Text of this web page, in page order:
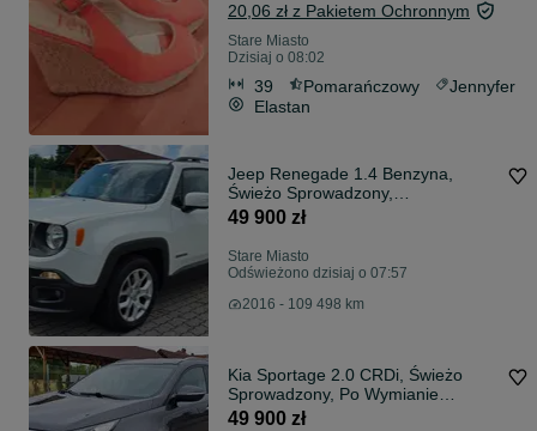
20,06 zł z Pakietem Ochronnym
Stare Miasto
Dzisiaj o 08:02
39 Pomarańczowy
Jennyfer
Elastan
Jeep Renegade 1.4 Benzyna,
Świeżo Sprowadzony,
Zarejestrowany w Polsce
49 900 zł
Stare Miasto
Odświeżono dzisiaj o 07:57
2016 - 109 498 km
Kia Sportage 2.0 CRDi, Świeżo
Sprowadzony, Po Wymianie
Sprzęgła z Kołem Dwumasowym
49 900 zł